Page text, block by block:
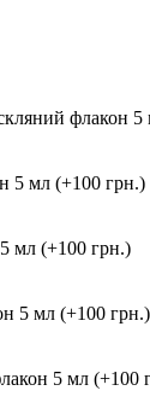
флакон 5
5 мл (+100 грн.)
мл (+100 грн.)
5 мл (+100 грн.)
5 мл (+100